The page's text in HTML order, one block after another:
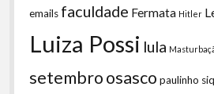
emails faculdade Fermata Hitler
Luiza Possi lula
setembroosasco paulinho